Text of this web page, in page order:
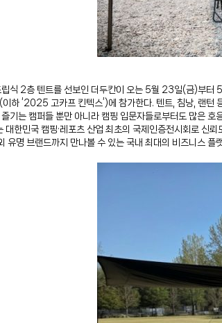
식 2층 텐트를 선보인 더두칸이 오는 5월 23일(금)부터
이하 ‘2025 고카프 킨텍스’)에 참가한다. 텐트, 침낭, 랜
기는 캠퍼들 뿐만 아니라 캠핑 입문자들로부터도 많은
대한민국 캠핑·레포츠 산업 최초의 국제인증전시회로 신
유명 브랜드까지 만나볼 수 있는 국내 최대의 비즈니스 플